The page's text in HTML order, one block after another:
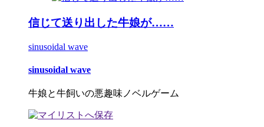
信じて送り出した牛娘が……
sinusoidal wave
sinusoidal wave
牛娘と牛飼いの悪趣味ノベルゲーム